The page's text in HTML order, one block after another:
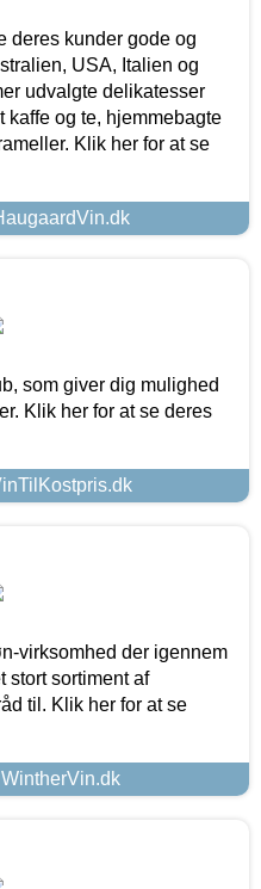
deres kunder gode og
USA, Italien og
udvalgte delikatesser
kaffe og te, hjemmebagte
Klik her for at se
som giver dig mulighed
Klik her for at se deres
virksomhed der igennem
stort sortiment af
til. Klik her for at se